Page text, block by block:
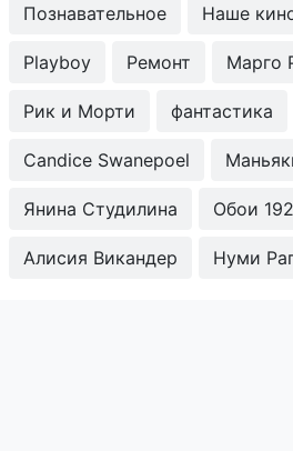
Познавательное Наше
Playboy Ремонт Марго
Рик и Морти фантастика
Candice Swanepoel
Янина Студилина Обои
Алисия Викандер Нуми